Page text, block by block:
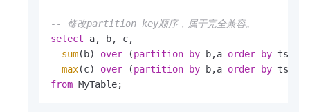
-- 修改partition key顺序，属于完全兼容。
select a, b, c,
sum(b) over (partition by b,a order by ts),
max(c) over (partition by b,a order by
from MyTable;